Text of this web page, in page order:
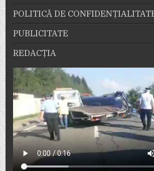
POLITICĂ DE
PUBLICITATE
REDACȚIA